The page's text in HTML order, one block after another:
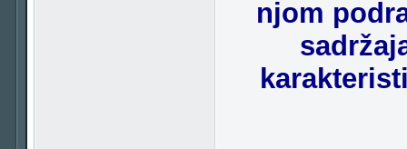
njom